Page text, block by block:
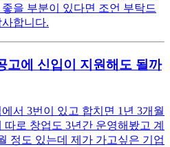
을 부분이 있다면 조언 부탁드
합니다.
고에 신입이 지원해도 될까
서 3번이 있고 합치면 1년 3개월
로 창업도 3년간 운영해봤고 계
정도 있는데 제가 가고싶은 기업